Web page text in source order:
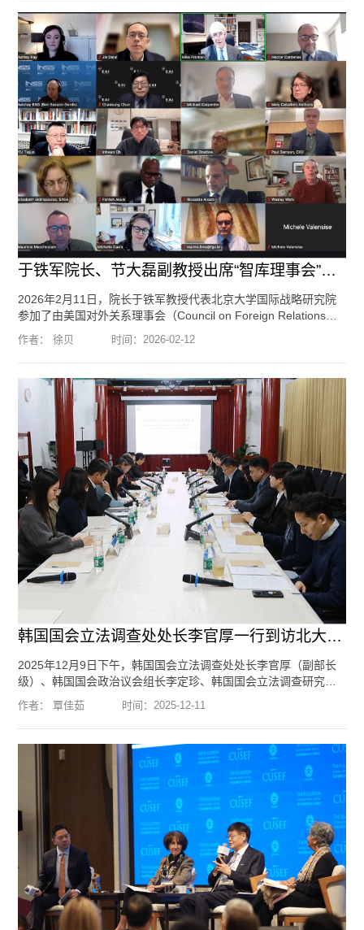
等进行了交流。编辑：李方琦 摄影：赵建伟 [阅读全文]
于铁军院长、节大磊副教授出席“智库理事会”（Council of Councils...
2026年2月11日，院长于铁军教授代表北京大学国际战略研究院
参加了由美国对外关系理事会（Council on Foreign Relations）
主办的“智库理事会”（Council of Councils）第十三届线上会议。
北京大学国际战略研究院特约研究员、国际关系学院副教授节大
议。会议就“美国国家安全新战略及其对世界的意义”为题进行了讨
论。两位老师参与了会议讨论并发言。智库理事会是由美国对外
关系理事会发起建立的一个全球智库网络，...
[阅读全文]
作者： 徐贝 时间： 2026-02-12
韩国国会立法调查处处长李官厚一行到访北大国际战略研究院
2025年12月9日下午，韩国国会立法调查处处长李官厚（副部长
级）、韩国国会政治议会组长李定珍、韩国国会立法调查研究官
金礼庆、韩国国会研究计划科科长李熙曙一行到访北京大学国际
战略研究院。我院院长于铁军教授、创始院长王缉思教授、副院
授、朝韩语系宋文志副教授，北京大学国际战略研究院特约研究
员、国际关系学院祁昊天副教授，以及北京大学国际关系学院多
[阅读全文]
作者： 覃佳茹 时间： 2025-12-11